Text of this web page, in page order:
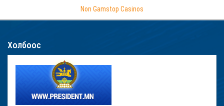
Non Gamstop Casinos
Холбоос